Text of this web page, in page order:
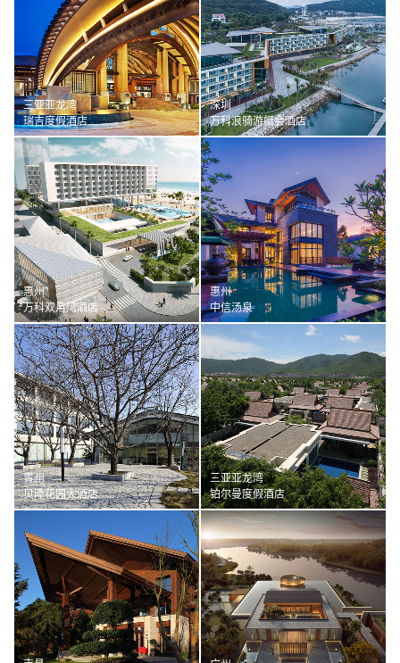
三亚亚龙湾
瑞吉度假酒店
深圳
万科浪骑游艇会酒店
惠州
万科双月湾酒店
惠州
中信汤泉
青州
贝隆花园大酒店
三亚亚龙湾
铂尔曼度假酒店